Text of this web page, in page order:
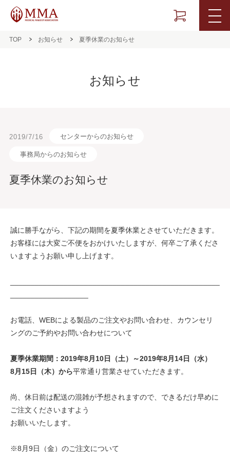
TOP お知らせ 夏季休業のお知らせ
お知らせ
2019/7/16 センターからのお知らせ
事務局からのお知らせ
夏季休業のお知らせ
誠に勝手ながら、下記の期間を夏季休業とさせていただきます。
お客様には大変ご不便をおかけいたしますが、何卒ご了承くださ
いますようお願い申し上げます。
お電話、WEBによる製品のご注文やお問い合わせ、カウンセリ
ングのご予約やお問い合わせについて
夏季休業期間：2019年8月10日（土）～2019年8月14日（水）
8月15日（木）から平常通り営業させていただきます。
尚、休日前は配送の混雑が予想されますので、できるだけ早めに
ご注文くださいますよう
お願いいたします。
※8月9日（金）のご注文について